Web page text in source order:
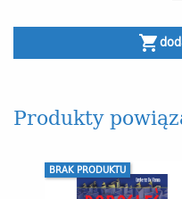
shopping_cart
Produkty
BRAK PRODUKTU